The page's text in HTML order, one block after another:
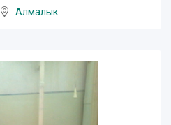
Алмалык